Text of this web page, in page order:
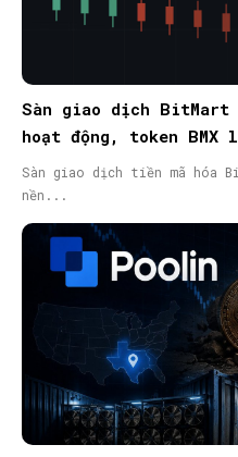
Sàn giao dịch BitMart
hoạt động, token BMX
Sàn giao dịch tiền mã hóa
nền...